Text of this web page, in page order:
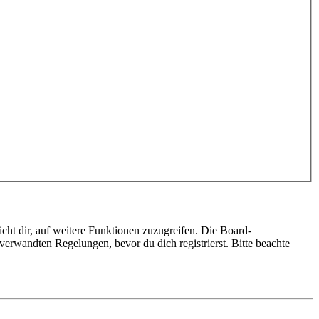
dir, auf weitere Funktionen zuzugreifen. Die Board-
Regelungen, bevor du dich registrierst. Bitte beachte